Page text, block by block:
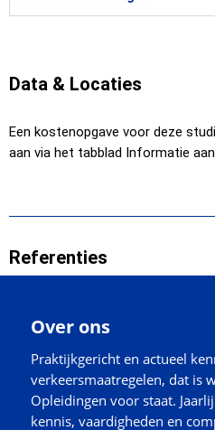
Data & Locaties
Een kostenopgave voor deze
aan via het tabblad Informatie
Referenties
Over ons
Praktijkgericht en actueel
verkeersmaatregelen, dat is
Opleidingen voor staat.
kennis, vaardigheden en